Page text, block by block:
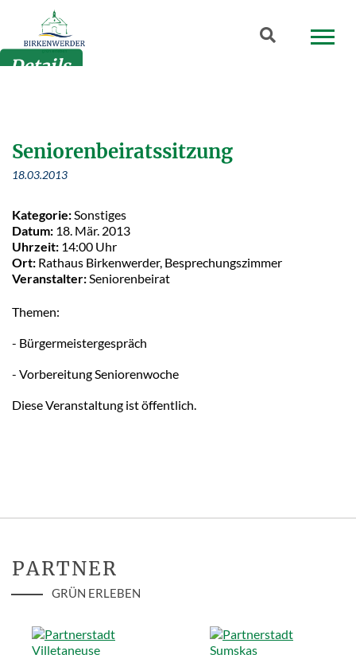
Zum Hauptinhalt springen
Suchbegriff
Details
Seniorenbeiratssitzung
18.03.2013
Kategorie:Sonstiges
Datum: 18. Mär. 2013
Uhrzeit: 14:00 Uhr
Ort: Rathaus Birkenwerder, Besprechungszimmer
Veranstalter:Seniorenbeirat
Themen:
- Bürgermeistergespräch
- Vorbereitung Seniorenwoche
Diese Veranstaltung ist öffentlich.
PARTNER
GRÜN ERLEBEN